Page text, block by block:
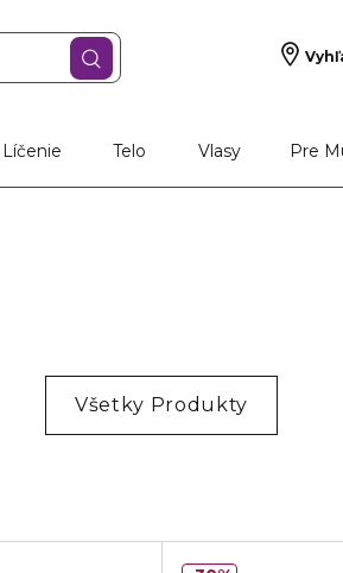
Líčenie Telo Vlasy Pre
Všetky Produkty